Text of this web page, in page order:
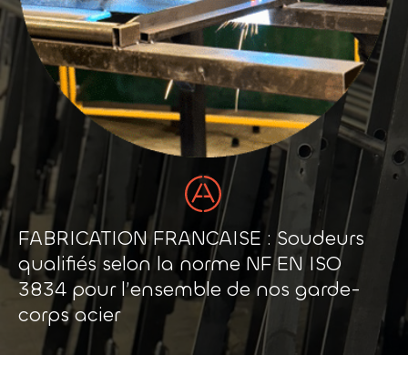
FABRICATION FRANCAISE : Soudeurs
qualifiés selon la norme NF EN ISO
3834 pour l’ensemble de nos garde-
corps acier